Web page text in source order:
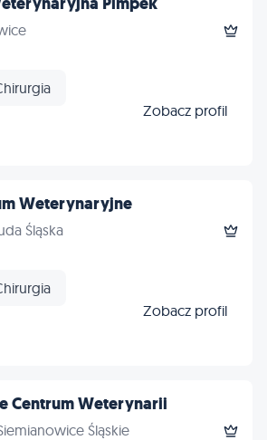
Zobacz profil
Weterynaryjne
Śląska
Zobacz profil
Centrum Weterynarii
Śląskie